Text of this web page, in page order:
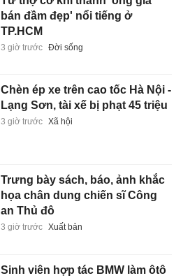
bán đầm đẹp' nổi tiếng ở
TP.HCM
3 giờ trước Đời sống
Chèn ép xe trên cao tốc Hà Nội -
Lạng Sơn, tài xế bị phạt 45 triệu
3 giờ trước Xã hội
Trưng bày sách, báo, ảnh khắc
họa chân dung chiến sĩ Công
an Thủ đô
3 giờ trước Xuất bản
Sinh viên hợp tác BMW làm ôtô